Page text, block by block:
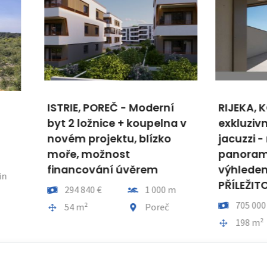
POREČ - Moderní
ložnice + koupelna v
projektu, blízko
možnost
úvěrem
Vzdálenost od moře
1 000 m
Obec, část obce
Poreč
RIJEKA, KOSTRÉNA -
exkluzivní apartmán s
jacuzzi - novostavba
panoramatickým
výhledem na moře!
PŘÍLEŽITOST!
Cena705 000 €
900 m
Obec, část